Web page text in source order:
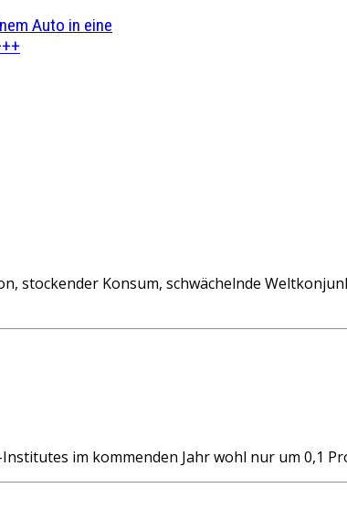
Auto in eine
stockender Konsum, schwächelnde
im kommenden Jahr wohl nur um 0,1